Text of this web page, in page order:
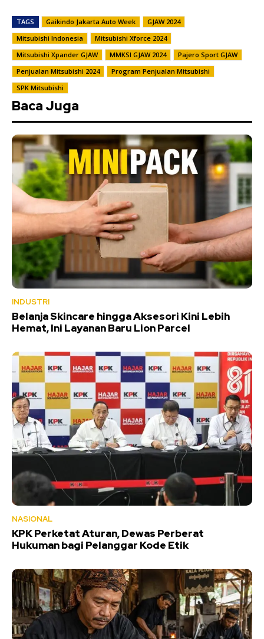
TAGS Gaikindo Jakarta Auto Week
GJAW 2024
Mitsubishi Indonesia
Mitsubishi Xforce 2024
Mitsubishi Xpander GJAW
MMKSI GJAW 2024
Pajero Sport GJAW
Penjualan Mitsubishi 2024
Program Penjualan Mitsubishi
SPK Mitsubishi
Baca Juga
INDUSTRI
Belanja Skincare hingga Aksesori Kini Lebih
Hemat, Ini Layanan Baru Lion Parcel
NASIONAL
KPK Perketat Aturan, Dewas Perberat
Hukuman bagi Pelanggar Kode Etik